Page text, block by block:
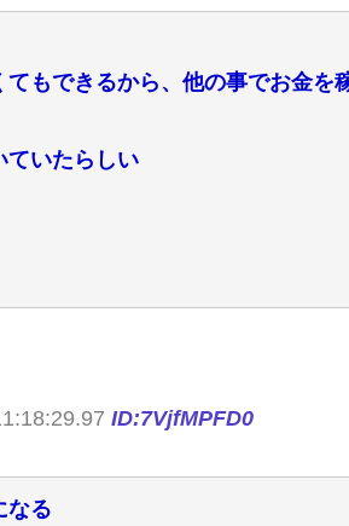
てもできるから、他の事でお金を
ていたらしい
ID:7VjfMPFD0
なる